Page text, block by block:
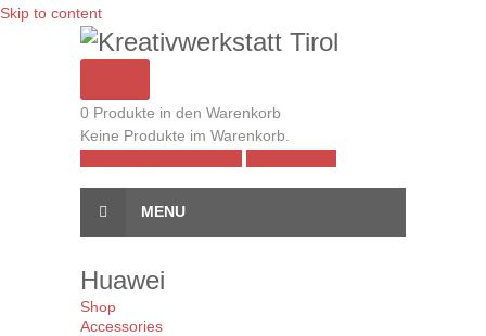
Skip to content
0 Produkte in den Warenkorb
Keine Produkte im Warenkorb.
MENU
Huawei
Shop
Accessories